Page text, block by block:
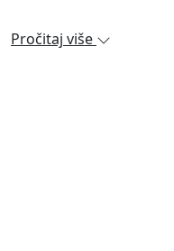
Pročitaj više